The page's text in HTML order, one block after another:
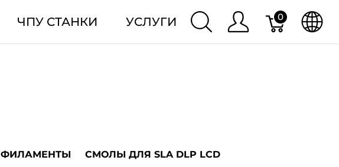
ЧПУ СТАНКИ УСЛУГИ 0
ФИЛАМЕНТЫ СМОЛЫ ДЛЯ SLA DLP LCD